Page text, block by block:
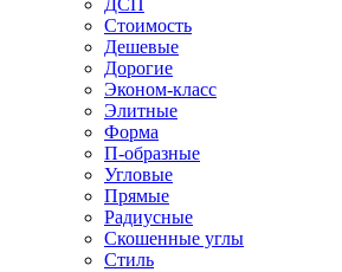
ДСП
Стоимость
Дешевые
Дорогие
Эконом-класс
Элитные
Форма
П-образные
Угловые
Прямые
Радиусные
Скошенные углы
Стиль